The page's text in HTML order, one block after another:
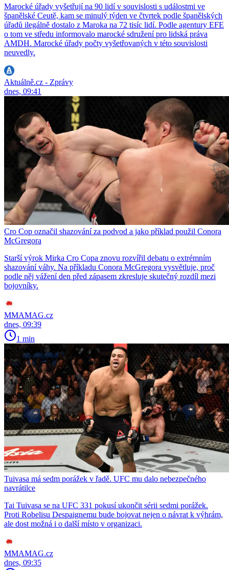
Marocké úřady vyšetřují na 90 lidí v souvislosti s událostmi ve
španělské Ceutě, kam se minulý týden ve čtvrtek podle španělských
úřadů ilegálně dostalo z Maroka na 72 tisíc lidí. Podle agentury EFE
o tom ve středu informovalo marocké sdružení pro lidská práva
AMDH. Marocké úřady počty vyšetřovaných v této souvislosti
neuvedly.
Aktuálně.cz - Zprávy
dnes, 09:41
Cro Cop označil shazování za podvod a jako příklad použil Conora
McGregora
Starší výrok Mirka Cro Copa znovu rozvířil debatu o extrémním
shazování váhy. Na příkladu Conora McGregora vysvětluje, proč
podle něj vážení den před zápasem zkresluje skutečný rozdíl mezi
bojovníky.
MMAMAG.cz
dnes, 09:39
1 min
Tuivasa má sedm porážek v řadě. UFC mu dalo nebezpečného
navrátilce
Tai Tuivasa se na UFC 331 pokusí ukončit sérii sedmi porážek.
Proti Robelisu Despaignemu bude bojovat nejen o návrat k výhrám,
ale dost možná i o další místo v organizaci.
MMAMAG.cz
dnes, 09:35